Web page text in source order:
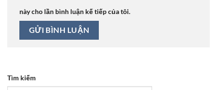
này cho lần bình luận kế tiếp của tôi.
Tìm kiếm